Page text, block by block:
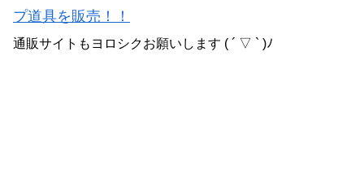
プ道具を販売！！
通販サイトもヨロシクお願いします ( ´ ▽ ` )ﾉ